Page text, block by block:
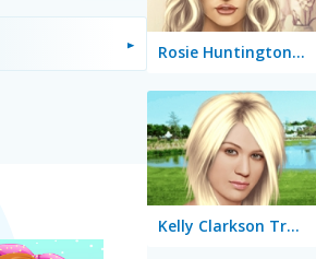
Rosie Huntington-Whiteley True Make Up
Kelly Clarkson True Make Up